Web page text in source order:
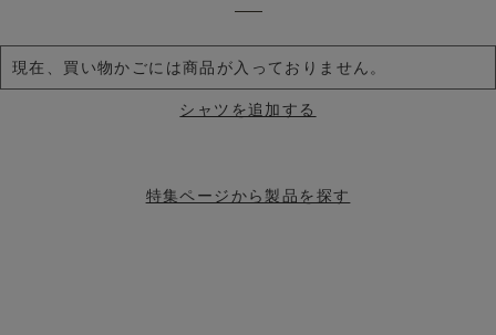
現在、買い物かごには商品が入っておりません。
シャツを追加する
特集ページから製品を探す